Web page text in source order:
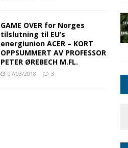
GAME OVER for Norges
tilslutning til EU’s
energiunion ACER – KORT
OPPSUMMERT AV PROFESSOR
PETER ØREBECH M.FL.
07/03/2018 3